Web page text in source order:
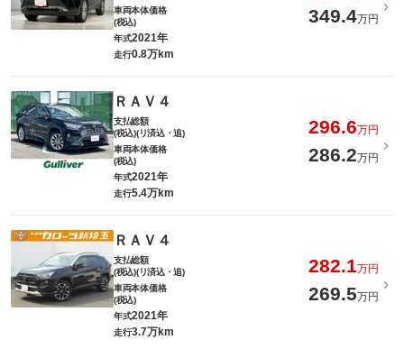
車両本体価格
(税込)
349.4万円
年式2021年
走行0.8万km
ＲＡＶ４
支払総額
(税込)(リ済込・追)
296.6万円
車両本体価格
(税込)
286.2万円
年式2021年
走行5.4万km
ＲＡＶ４
支払総額
(税込)(リ済込・追)
282.1万円
車両本体価格
(税込)
269.5万円
年式2021年
走行3.7万km